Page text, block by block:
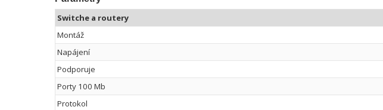
Switche a routery
Montáž
Napájení
Podporuje
Porty 100 Mb
Protokol